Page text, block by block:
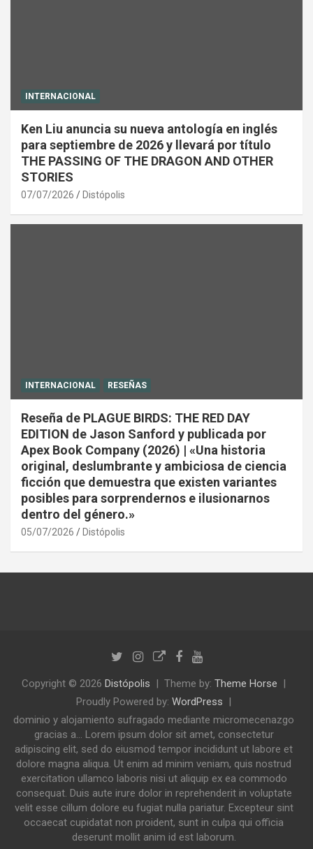
INTERNACIONAL
Ken Liu anuncia su nueva antología en inglés
para septiembre de 2026 y llevará por título
THE PASSING OF THE DRAGON AND OTHER
STORIES
07/07/2026 Distópolis
INTERNACIONAL RESEÑAS
Reseña de PLAGUE BIRDS: THE RED DAY
EDITION de Jason Sanford y publicada por
Apex Book Company (2026) | «Una historia
original, deslumbrante y ambiciosa de ciencia
ficción que demuestra que existen variantes
posibles para sorprendernos e ilusionarnos
dentro del género.»
05/07/2026 Distópolis
Copyright © 2026 Distópolis Theme by: Theme Horse
Proudly Powered by: WordPress
dominio y alojamiento sufragado mediante micromecenazgo
gracias a... Lorem ipsum dolor sit amet, consectetur
adipiscing elit, sed do eiusmod tempor incididunt ut labore et
dolore magna aliqua. Ut enim ad minim veniam, quis nostrud
exercitation ullamco laboris nisi ut aliquip ex ea commodo
consequat. Duis aute irure dolor in reprehenderit in voluptate
velit esse cillum dolore eu fugiat nulla pariatur. Excepteur sint
occaecat cupidatat non proident, sunt in culpa qui officia
deserunt mollit anim id est laborum.